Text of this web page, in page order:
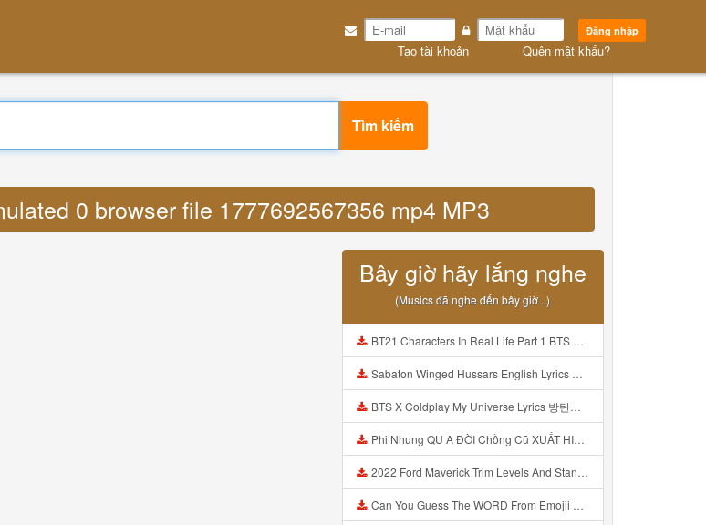
Đăng nhập
Tạo tài khoản Quên mật khẩu?
Tìm kiếm
0 browser file 1777692567356 mp4 MP3
Bây giờ hãy lắng nghe
(Musics đã nghe đến bây giờ ..)
BT21 Characters In Real Life Part 1 BTS AND BT21 방탄소년단 BT21 BT21아가들은 아빠조아 따라쟁이들 BTS Vs BT21 Mp3
Sabaton Winged Hussars English Lyrics Mp3
BTS X Coldplay My Universe Lyrics 방탄소년단 콜드플레이 My Universe 가사 Color Coded Lyrics Han Rom Eng Mp3
Phi Nhung QU A ĐỜI Chồng Cũ XUẤT HIỆN Khóc Hối Hận Vì Làm Điều KHỦNG KHIẾP Với Cô Mp3
2022 Ford Maverick Trim Levels And Standard Features Explained Mp3
Can You Guess The WORD From Emojii COMPOUND WORD EMOJII CHALLENGE 90 PEOPLE FAIL Guess Mp3